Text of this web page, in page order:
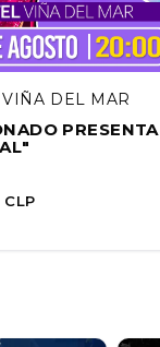
DEL MAR
PRESENTA
CLP